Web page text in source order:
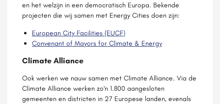
en het welzijn in een democratisch Europa. Bekende
projecten die wij samen met Energy Cities doen zijn:
European City Facilities (EUCF)
Convenant of Mayors for Climate & Energy
Climate Alliance
Ook werken we nauw samen met Climate Alliance. Via de
Climate Alliance werken zo'n 1.800 aangesloten
gemeenten en districten in 27 Europese landen, evenals